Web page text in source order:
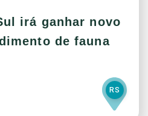
irá ganhar novo
de fauna
RS